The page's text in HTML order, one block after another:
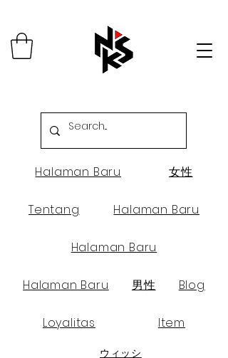
Halaman Baru 女性
Tentang Halaman Baru
Halaman Baru
Halaman Baru 男性 Blog
Loyalitas Item
ウィッシ